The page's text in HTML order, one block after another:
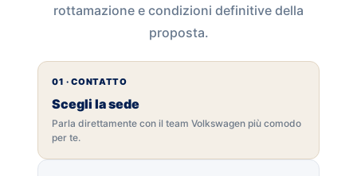
rottamazione e condizioni definitive della
proposta.
01 · CONTATTO
Scegli la sede
Parla direttamente con il team Volkswagen più comodo
per te.